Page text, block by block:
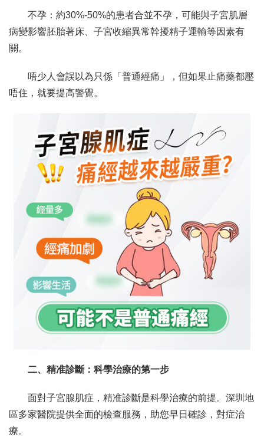
不孕：約30%-50%的患者合並不孕，可能與子宮肌層
病變影響胚胎著床、子宮收縮異常幹擾精子運輸等因素有
關。
唔少人會誤以為只係「普通經痛」，但如果止痛藥都壓
唔住，就要提高警覺。
二、精准診斷：科學治療的第一步
面對子宮腺肌症，精准診斷是科學治療的前提。深圳地
區多家醫院提供全面的檢查服務，助您早日確診，對症治
療。